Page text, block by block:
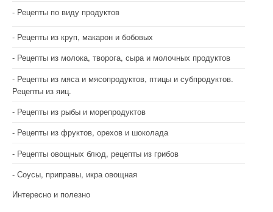
Рецепты по виду продуктов
Рецепты из круп, макарон и бобовых
Рецепты из молока, творога, сыра и молочных продуктов
Рецепты из мяса и мясопродуктов, птицы и субпродуктов.
Рецепты из яиц.
Рецепты из рыбы и морепродуктов
Рецепты из фруктов, орехов и шоколада
Рецепты овощных блюд, рецепты из грибов
Соусы, приправы, икра овощная
Интересно и полезно